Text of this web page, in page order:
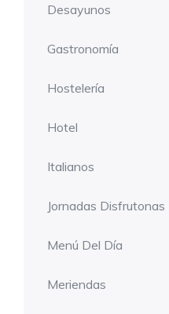
Desayunos
Gastronomía
Hostelería
Hotel
Italianos
Jornadas Disfrutonas
Menú Del Día
Meriendas